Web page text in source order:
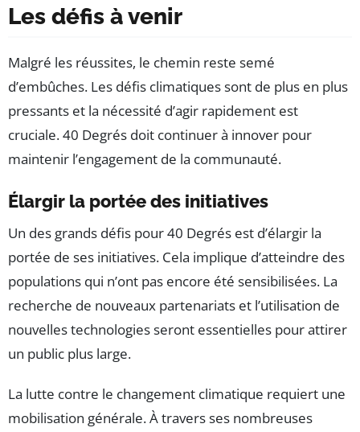
Les défis à venir
Malgré les réussites, le chemin reste semé
d’embûches. Les défis climatiques sont de plus en plus
pressants et la nécessité d’agir rapidement est
cruciale. 40 Degrés doit continuer à innover pour
maintenir l’engagement de la communauté.
Élargir la portée des initiatives
Un des grands défis pour 40 Degrés est d’élargir la
portée de ses initiatives. Cela implique d’atteindre des
populations qui n’ont pas encore été sensibilisées. La
recherche de nouveaux partenariats et l’utilisation de
nouvelles technologies seront essentielles pour attirer
un public plus large.
La lutte contre le changement climatique requiert une
mobilisation générale. À travers ses nombreuses